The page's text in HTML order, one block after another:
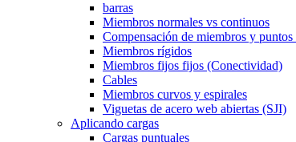
barras
Miembros normales vs continuos
Compensación de miembros y
Miembros rígidos
Miembros fijos fijos (Conectividad)
Cables
Miembros curvos y espirales
Viguetas de acero web abiertas (SJI)
Aplicando cargas
Cargas puntuales